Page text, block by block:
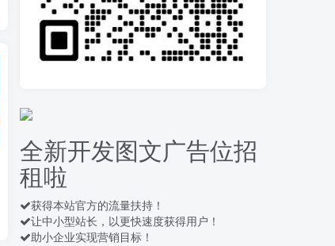
10
录屏团购商家浏览 每天
可无限做 单条/0.6 一天轻松
几百条 每天日结 多做多得
15天前 656
12 安卓高速自动点击器
工具
13 头条自动化操作发布文
章获取收益 单机单号一天下
全新开发图文广告位招
租啦
获得本站官方的流量扶持！
让中小型站长，以更快速度获得用户！
助小企业实现营销目标！